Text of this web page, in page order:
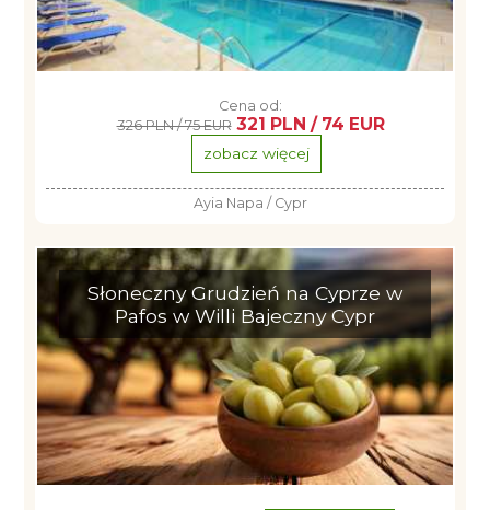
Cena od:
326 PLN / 75 EUR 321 PLN / 74 EUR
zobacz więcej
Ayia Napa / Cypr
Słoneczny Grudzień na Cyprze w
Pafos w Willi Bajeczny Cypr